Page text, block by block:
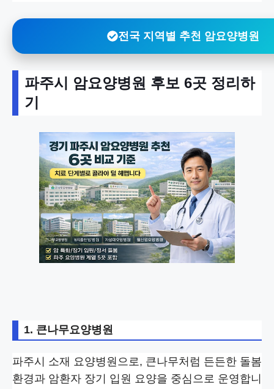
전국 지역별 추천 암요양병원
파주시 암요양병원 후보 6곳 정리하
기
1. 큰나무요양병원
파주시 소재 요양병원으로, 큰나무처럼 든든한 돌봄
환경과 암환자 장기 입원 요양을 중심으로 운영합니